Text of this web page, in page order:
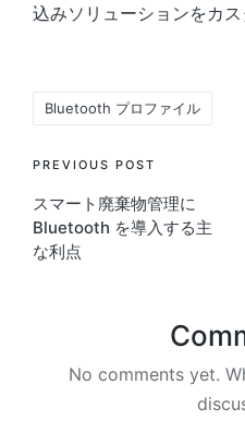
込みソリューションをカス
Bluetooth プロファイル
Post
navigation
PREVIOUS POST
スマート廃棄物管理に
Bluetooth を導入する主
な利点
No comments yet.